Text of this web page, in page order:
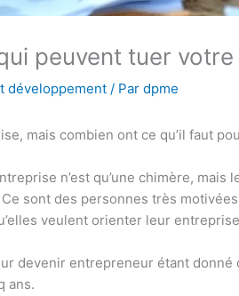
peuvent tuer
développement / Par dpme
mais combien ont ce qu’il faut
n’est qu’une chimère, mais
Ce sont des personnes très
veulent orienter leur
devenir entrepreneur étant donné
ans.